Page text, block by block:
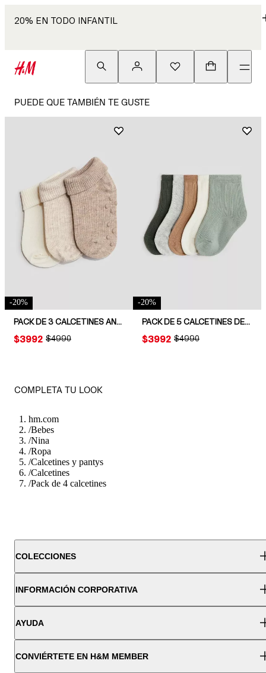
20% EN TODO INFANTIL
PUEDE QUE TAMBIÉN TE GUSTE
-20%
PACK DE 3 CALCETINES ANTIDESLIZANTES
ORIGINAL PRICE:
$4990
PRICE:
$3992
-20%
PACK DE 5 CALCETINES DE PUNTO
ORIGINAL PRICE:
$4990
PRICE:
$3992
COMPLETA TU LOOK
hm.com
/Bebes
/Nina
/Ropa
/Calcetines y pantys
/Calcetines
/Pack de 4 calcetines
COLECCIONES
INFORMACIÓN CORPORATIVA
AYUDA
CONVIÉRTETE EN H&M MEMBER